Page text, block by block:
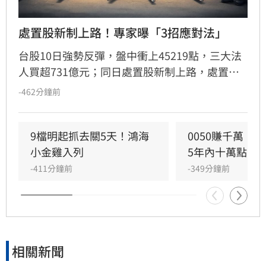
處置股新制上路！專家曝「3招應對法」
台股10日強勢反彈，盤中衝上45219點，三大法
人買超731億元；同日處置股新制上路，處置期
間原則縮至5天，多數個股約每2分鐘撮合一次，
-462分鐘前
9檔明起抓去關5天！鴻海
小金雞入列
-411分鐘前
0050賺千萬！1
5年內十萬點
-349分鐘前
相關新聞